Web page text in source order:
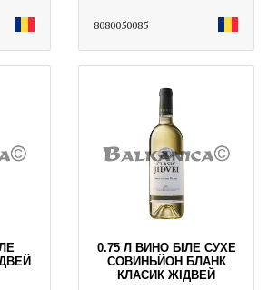
8080050085
0.75 Л ВИНО БІЛЕ СУХЕ
СОВИНЬЙОН БЛАНК
КЛАСИК ЖІДВЕЙ